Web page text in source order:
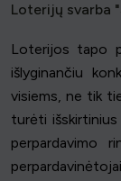
Loterijų svarba
Loterijos tapo
išlyginančiu
visiems, ne tik
turėti
perpardavimo